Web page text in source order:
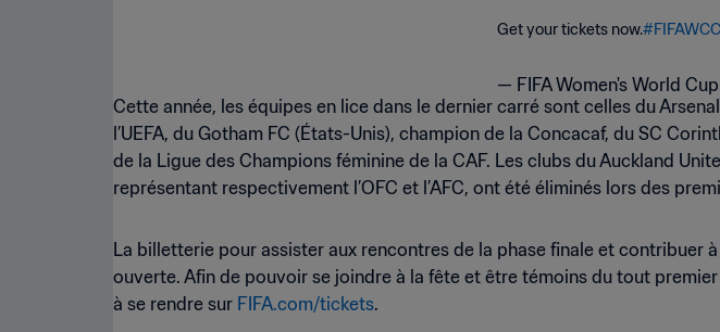
Get your tickets now.#FIFAWCC
— FIFA Women's World
Cette année, les équipes en lice dans le dernier carré sont celles du
l’UEFA, du Gotham FC (États-Unis), champion de la Concacaf, du SC
de la Ligue des Champions féminine de la CAF. Les clubs du Auckland
représentant respectivement l’OFC et l’AFC, ont été éliminés lors des
La billetterie pour assister aux rencontres de la phase finale et contribuer
ouverte. Afin de pouvoir se joindre à la fête et être témoins du tout
à se rendre sur FIFA.com/tickets.